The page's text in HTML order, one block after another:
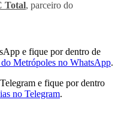
Total, parceiro do
e fique por dentro de
Metrópoles no WhatsApp.
e fique por dentro
no Telegram.